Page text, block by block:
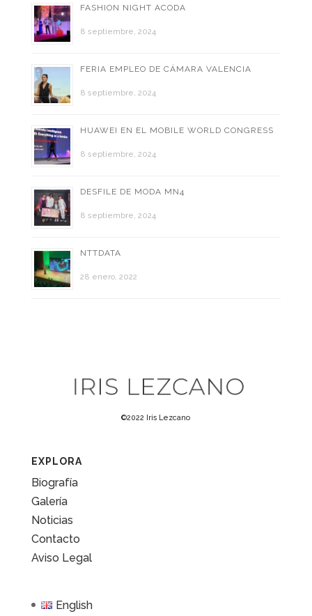
FASHION NIGHT ACODA
8 septiembre, 2024
FERIA EMPLEO DE CÁMARA VALENCIA
8 septiembre, 2024
HUAWEI EN EL MOBILE WORLD CONGRESS
8 septiembre, 2024
DESFILE DE MODA MN4
8 septiembre, 2024
NTTDATA
28 enero, 2022
©2022 Iris Lezcano
EXPLORA
Biografía
Galería
Noticias
Contacto
Aviso Legal
English